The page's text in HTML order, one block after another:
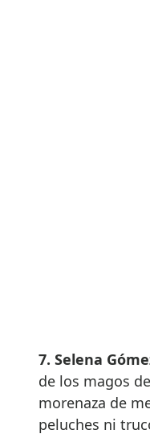
7. Selena
de los magos
morenaza de
peluches ni